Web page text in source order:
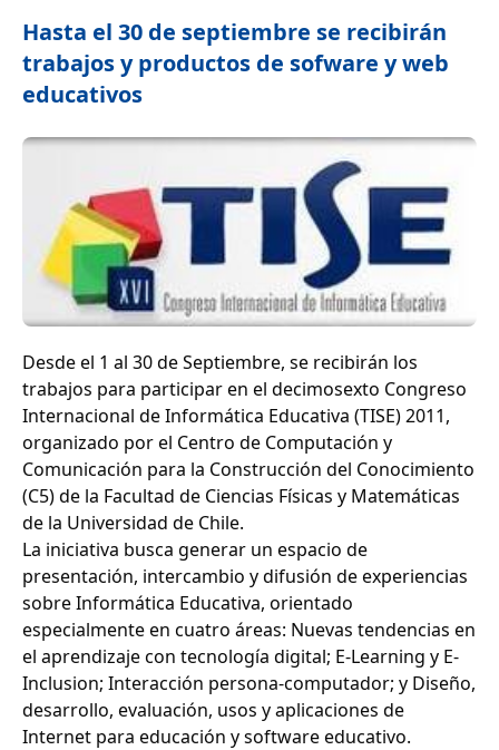
Hasta el 30 de septiembre se recibirán
trabajos y productos de sofware y web
educativos
Desde el 1 al 30 de Septiembre, se recibirán los
trabajos para participar en el decimosexto Congreso
Internacional de Informática Educativa (TISE) 2011,
organizado por el Centro de Computación y
Comunicación para la Construcción del Conocimiento
(C5) de la Facultad de Ciencias Físicas y Matemáticas
de la Universidad de Chile.
La iniciativa busca generar un espacio de
presentación, intercambio y difusión de experiencias
sobre Informática Educativa, orientado
especialmente en cuatro áreas: Nuevas tendencias en
el aprendizaje con tecnología digital; E-Learning y E-
Inclusion; Interacción persona-computador; y Diseño,
desarrollo, evaluación, usos y aplicaciones de
Internet para educación y software educativo.